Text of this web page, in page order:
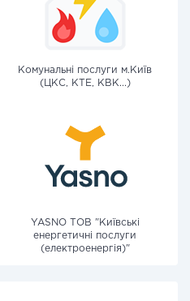
Комунальні послуги м.Київ
(ЦКС, КТЕ, КВК...)
YASNO ТОВ "Київські
енергетичні послуги
(електроенергія)"